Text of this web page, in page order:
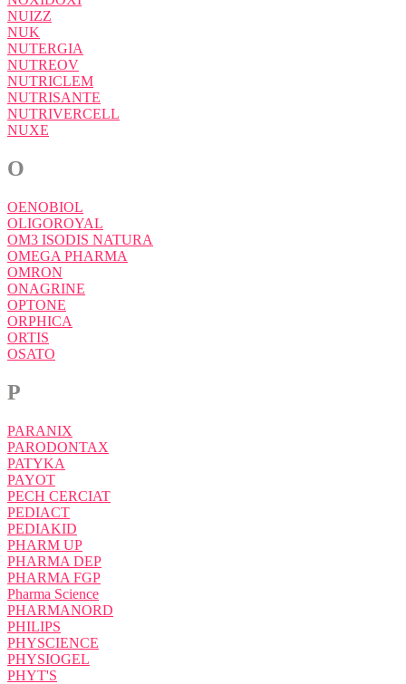
NUIZZ
NUK
NUTERGIA
NUTREOV
NUTRICLEM
NUTRISANTE
NUTRIVERCELL
NUXE
O
OENOBIOL
OLIGOROYAL
OM3 ISODIS NATURA
OMEGA PHARMA
OMRON
ONAGRINE
OPTONE
ORPHICA
ORTIS
OSATO
P
PARANIX
PARODONTAX
PATYKA
PAYOT
PECH CERCIAT
PEDIACT
PEDIAKID
PHARM UP
PHARMA DEP
PHARMA FGP
Pharma Science
PHARMANORD
PHILIPS
PHYSCIENCE
PHYSIOGEL
PHYT'S